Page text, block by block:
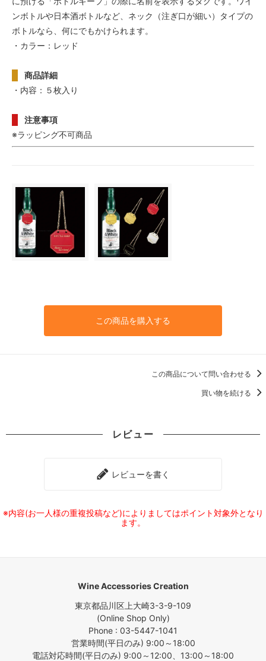
ンボトルや日本酒ボトルなど、ネック（注ぎ口が細い）タイプの
ボトルなら、何にでもかけられます。
・カラー：レッド
商品詳細
・内容：５枚入り
注意事項
※ラッピング不可商品
この商品を購入する
この商品について問い合わせる
買い物を続ける
レビュー
レビューを書く
※内容(お一人様の重複投稿など)によりましてはポイント対象外となり
ます。
Wine Accessories Creation
東京都品川区上大崎3-3-9-109
(Online Shop Only)
Phone : 03-5447-1041
営業時間(平日のみ) 9:00～18:00
電話対応時間(平日のみ) 9:00～12:00、13:00～18:00